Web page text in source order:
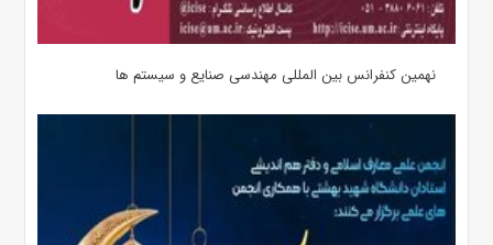
نهمین کنفرانس بین المللی مهندسی صنایع و سیستم­ ها